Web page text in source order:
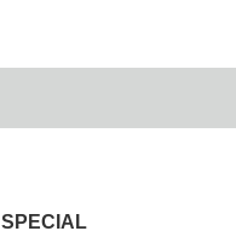
SPECIAL